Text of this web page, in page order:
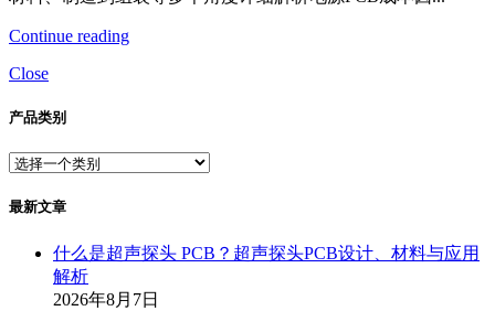
Continue reading
Close
产品类别
最新文章
什么是超声探头 PCB？超声探头PCB设计、材料与应用
解析
2026年8月7日